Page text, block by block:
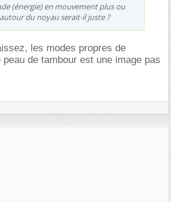
(énergie) en mouvement plus ou
du noyau serait-il juste ?
les modes propres de
de tambour est une image pas